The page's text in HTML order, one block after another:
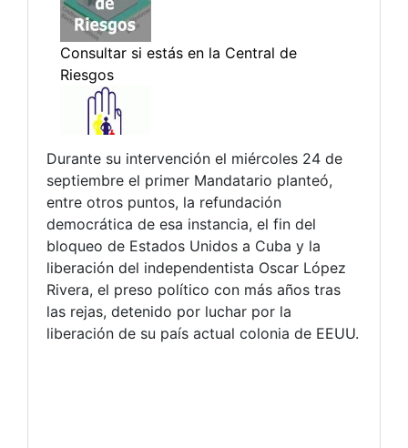
Durante su intervención el miércoles 24 de
septiembre el primer Mandatario planteó,
entre otros puntos, la refundación
democrática de esa instancia, el fin del
bloqueo de Estados Unidos a Cuba y la
liberación del independentista Oscar López
Rivera, el preso político con más años tras
las rejas, detenido por luchar por la
liberación de su país actual colonia de EEUU.